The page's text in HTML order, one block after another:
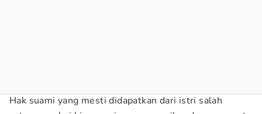
Hak suami yang mesti didapatkan dari istri salah